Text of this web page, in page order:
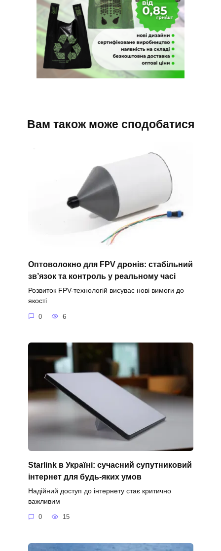
Вам також може сподобатися
Оптоволокно для FPV дронів: стабільний
зв’язок та контроль у реальному часі
Розвиток FPV-технологій висуває нові вимоги до
якості
0 6
Starlink в Україні: сучасний супутниковий
інтернет для будь-яких умов
Надійний доступ до інтернету стає критично
важливим
0 15